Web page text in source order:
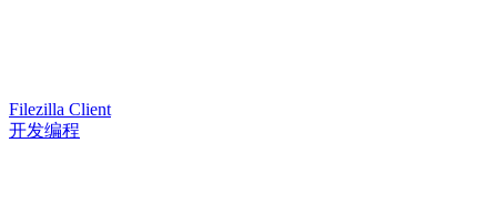
Filezilla Client
开发编程